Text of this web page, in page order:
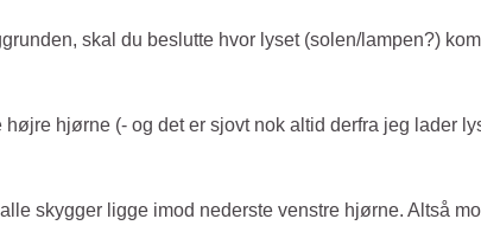
skal du beslutte hvor lyset (solen/lampen?)
hjørne (- og det er sjovt nok altid derfra jeg lader
skygger ligge imod nederste venstre hjørne. Altså